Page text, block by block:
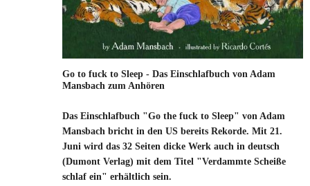
Go to fuck to Sleep - Das Einschlafbuch von Adam
Mansbach zum Anhören
Das Einschlafbuch "Go the fuck to Sleep" von Adam
Mansbach bricht in den US bereits Rekorde. Mit 21.
Juni wird das 32 Seiten dicke Werk auch in deutsch
(Dumont Verlag) mit dem Titel "Verdammte Scheiße
schlaf ein" erhältlich sein.